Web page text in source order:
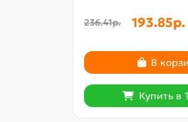
236.41р. 193.85р.
В
Купить в